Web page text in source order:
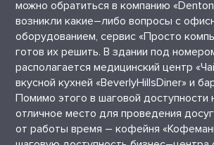
можно обратиться в компанию
возникли какие–либо вопросы с
оборудованием, сервис «Просто
готов их решить. В здании под
располагается медицинский центр
вкусной кухней «BeverlyHillsDiner» и
Помимо этого в шаговой доступности
отличное место для проведения
от работы время – кофейня